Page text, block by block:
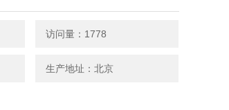
访问量：1778
生产地址：北京